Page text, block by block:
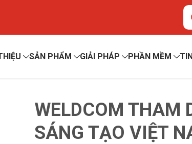
SẢN PHẨM GIẢI PHÁP PHẦN MỀM
WELDCOM THAM
SÁNG TẠO VIỆT